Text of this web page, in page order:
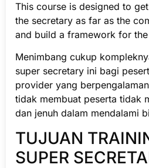
This course is designed to
the secretary as far as the
and build a framework for
Menimbang cukup
super secretary ini bagi
provider yang
tidak membuat peserta tidak
dan jenuh dalam mendalami
TUJUAN
SUPER